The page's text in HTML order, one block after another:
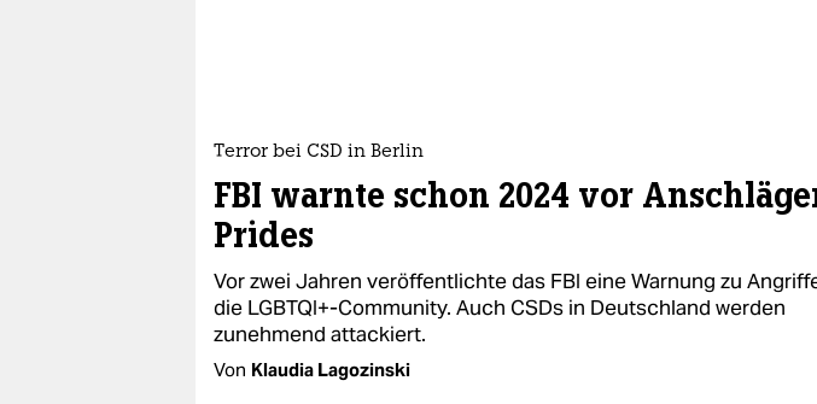
Terror bei CSD in Berlin
FBI warnte schon 2024 vor
Prides
Vor zwei Jahren veröffentlichte das FBI eine Warnung zu
die LGBTQI+-Community. Auch CSDs in Deutschland werden
zunehmend attackiert.
Von Klaudia Lagozinski